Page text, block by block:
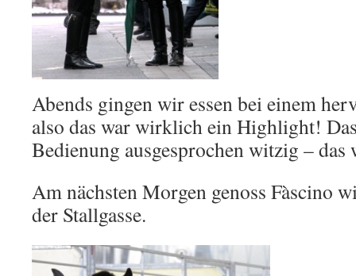
Abends gingen wir essen bei einem
also das war wirklich ein Highlight!
Bedienung ausgesprochen witzig –
Am nächsten Morgen genoss Fàscino
der Stallgasse.